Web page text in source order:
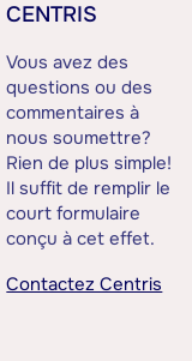
CENTRIS
Vous avez des
questions ou des
commentaires à
nous soumettre?
Rien de plus simple!
Il suffit de remplir le
court formulaire
conçu à cet effet.
Contactez Centris